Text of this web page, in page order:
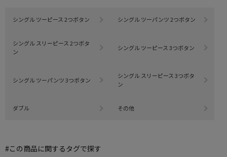
シングル ツーピース 2つボタン シングル ツーパンツ 2つボタン
シングル スリーピース 2つボタ
ン
シングル ツーピース 3つボタン
シングル ツーパンツ 3つボタン
シングル スリーピース 3つボタ
ン
ダブル その他
#この商品に関するタグで探す